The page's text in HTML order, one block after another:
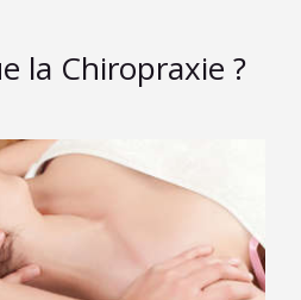
la Chiropraxie ?